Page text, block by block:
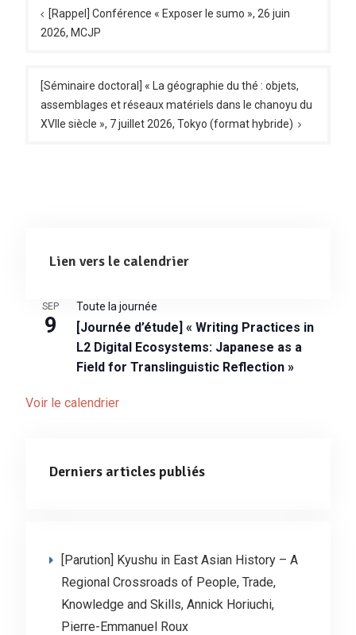
de
l’article
[Rappel] Conférence « Exposer le sumo », 26 juin
2026, MCJP
[Séminaire doctoral] « La géographie du thé : objets,
assemblages et réseaux matériels dans le chanoyu du
XVIIe siècle », 7 juillet 2026, Tokyo (format hybride)
Lien vers le calendrier
SEP
9
Toute la journée
[Journée d’étude] « Writing Practices in
L2 Digital Ecosystems: Japanese as a
Field for Translinguistic Reflection »
Voir le calendrier
Derniers articles publiés
[Parution] Kyushu in East Asian History – A
Regional Crossroads of People, Trade,
Knowledge and Skills, Annick Horiuchi,
Pierre-Emmanuel Roux